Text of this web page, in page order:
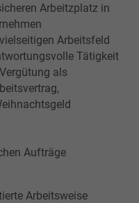
Arbeitzplatz in
Arbeitsfeld
Tätigkeit
als
Aufträge
Arbeitsweise